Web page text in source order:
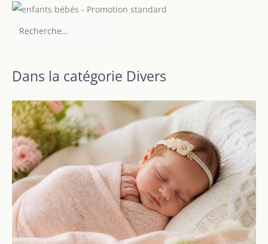
Dans la catégorie Divers